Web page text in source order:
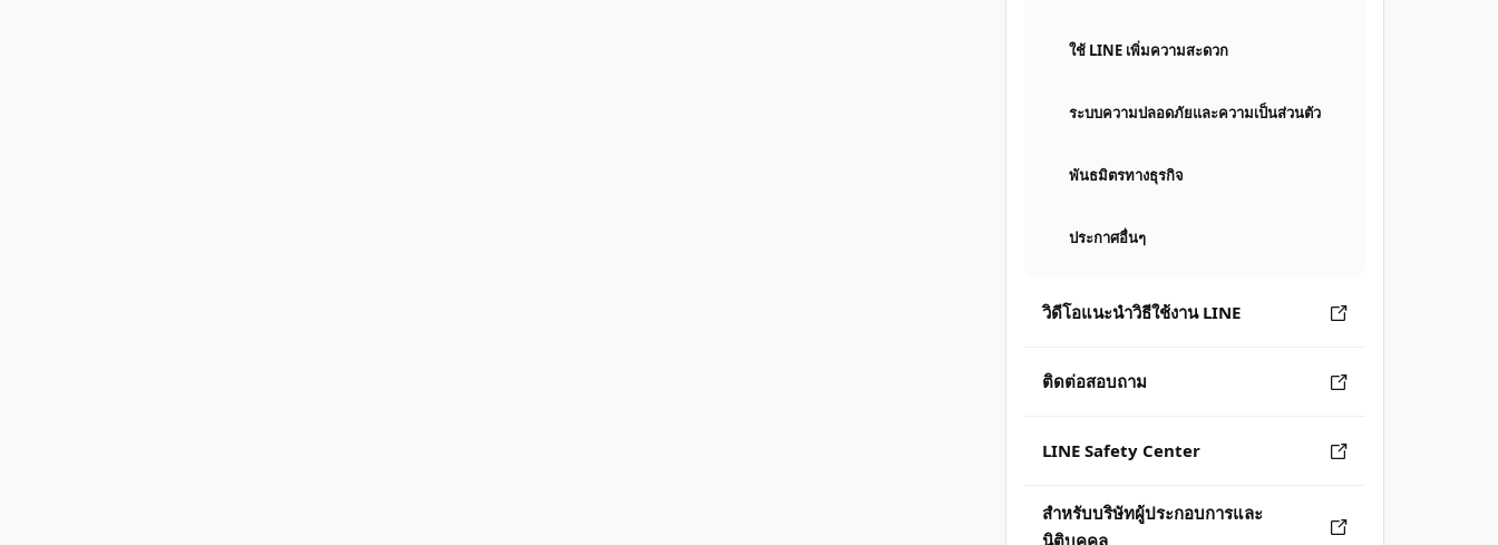
ใช้ LINE เพิ่มความสะดวก
ระบบความปลอดภัยและความเป็นส่วนตัว
พันธมิตรทางธุรกิจ
ประกาศอื่นๆ
วิดีโอแนะนำวิธีใช้งาน LINE
ติดต่อสอบถาม
LINE Safety Center
สำหรับบริษัทผู้ประกอบการและ
นิติบุคคล